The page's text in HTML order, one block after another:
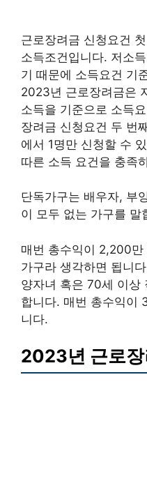
근로장려금 신청요건
소득조건입니다. 저소
기 때문에 소득요건 기
2023년 근로장려금은
소득을 기준으로 소득
장려금 신청요건 두 번
에서 1명만 신청할 수
따른 소득 요건을 충족
단독가구는 배우자, 부
이 모두 없는 가구를 말
매번 총수익이 2,200만
가구라 생각하면 됩니
양자녀 혹은 70세 이상
합니다. 매번 총수익이
니다.
2023년 근로장